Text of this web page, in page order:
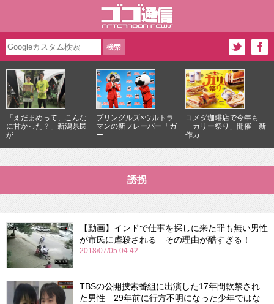
「えだまめって、こんな
に甘かった？」新潟県民
が...
プリングルズ×ウルトラ
マンの新フレーバー「ガ
ー...
コメダ珈琲店で今年も
「カリー祭り」開催 新
作カ...
誘拐
【動画】インドで仕事を探しに来た罪も無い男性
が市民に虐殺される その理由が酷すぎる！
2018/07/05 04:42
TBSの公開捜索番組に出演した17年間軟禁され
た男性 29年前に行方不明になった少年ではな